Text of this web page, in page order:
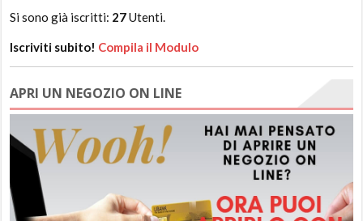
Si sono già iscritti: 27Utenti.
Iscriviti subito! Compila il Modulo
APRI UN NEGOZIO ON LINE